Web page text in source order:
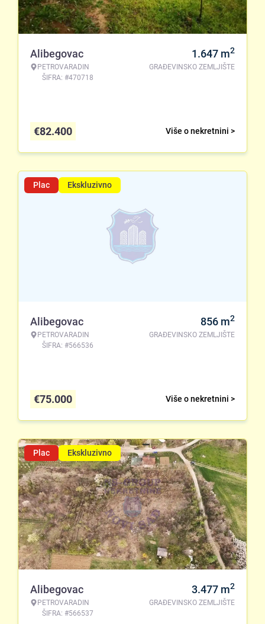
Alibegovac
PETROVARADIN
ŠIFRA: #470718
1.647 m2
GRAĐEVINSKO ZEMLJIŠTE
Više o nekretnini >
€82.400
Plac Ekskluzivno
Alibegovac
PETROVARADIN
ŠIFRA: #566536
856 m2
GRAĐEVINSKO ZEMLJIŠTE
Više o nekretnini >
€75.000
Plac Ekskluzivno
Alibegovac
PETROVARADIN
ŠIFRA: #566537
3.477 m2
GRAĐEVINSKO ZEMLJIŠTE